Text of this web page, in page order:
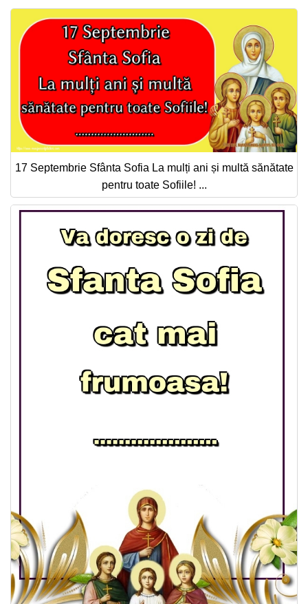
17 Septembrie Sfânta Sofia La mulți ani și multă sănătate
pentru toate Sofiile! ...